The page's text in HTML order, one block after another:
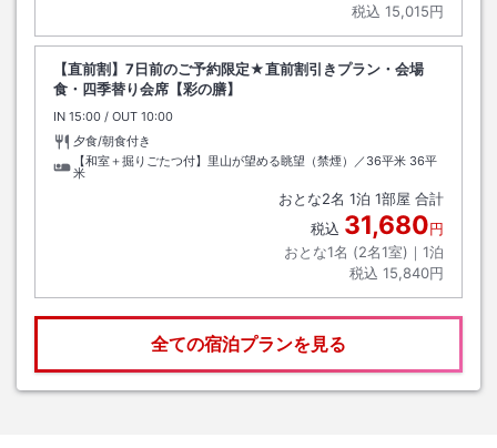
税込 15,015円
【直前割】7日前のご予約限定★直前割引きプラン・会場
食・四季替り会席【彩の膳】
IN チェックイン
15:00 / OUT チェックアウト
10:00
夕食/朝食付き
【和室＋掘りごたつ付】里山が望める眺望（禁煙）／36平米 36平
米
おとな2名 1泊 1部屋 合計
税込 31,680円
おとな1名 (2名1室)｜ 1泊
税込 15,840円
全ての宿泊プランを見る